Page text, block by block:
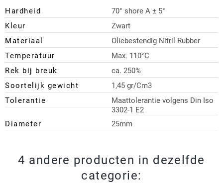
Hardheid
70° shore A ± 5°
Kleur
Zwart
Materiaal
Oliebestendig Nitril Rubber
Temperatuur
Max. 110°C
Rek bij breuk
ca. 250%
Soortelijk gewicht
1,45 gr/Cm3
Tolerantie
Maattolerantie volgens Din Iso
3302-1 E2
Diameter
25mm
4 andere producten in dezelfde
categorie: